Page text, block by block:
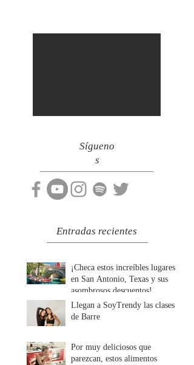
Sígueno
s
Entradas recientes
¡Checa estos increíbles lugares
en San Antonio, Texas y sus
asombrosos descuentos!
Llegan a SoyTrendy las clases
de Barre
Por muy deliciosos que
parezcan, estos alimentos